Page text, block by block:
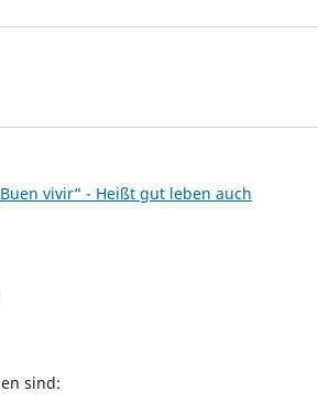
vivir“ - Heißt gut leben auch
sind: